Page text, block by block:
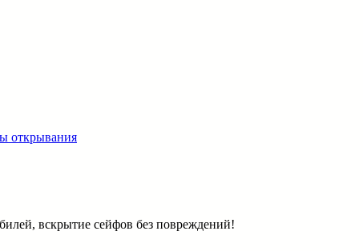
открывания
вскрытие сейфов без повреждений!